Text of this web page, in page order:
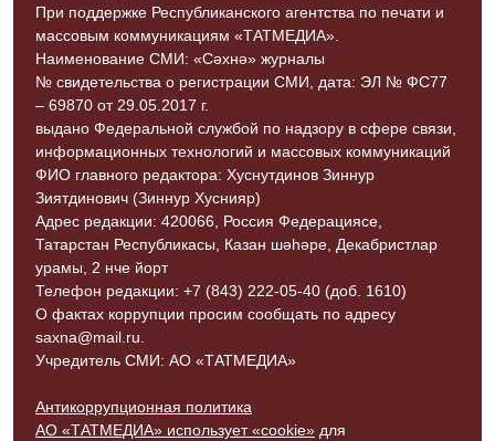
При поддержке Республиканского агентства по печати и
массовым коммуникациям «ТАТМЕДИА».
Наименование СМИ: «Сәхнә» журналы
№ свидетельства о регистрации СМИ, дата: ЭЛ № ФС77
– 69870 от 29.05.2017 г.
выдано Федеральной службой по надзору в сфере связи,
информационных технологий и массовых коммуникаций
ФИО главного редактора: Хуснутдинов Зиннур
Зиятдинович (Зиннур Хуснияр)
Адрес редакции: 420066, Россия Федерациясе,
Татарстан Республикасы, Казан шәһәре, Декабристлар
урамы, 2 нче йорт
Телефон редакции: +7 (843) 222-05-40 (доб. 1610)
О фактах коррупции просим сообщать по адресу
saxna@mail.ru.
Учредитель СМИ: АО «ТАТМЕДИА»
Антикоррупционная политика
АО «ТАТМЕДИА» использует «cookie» для